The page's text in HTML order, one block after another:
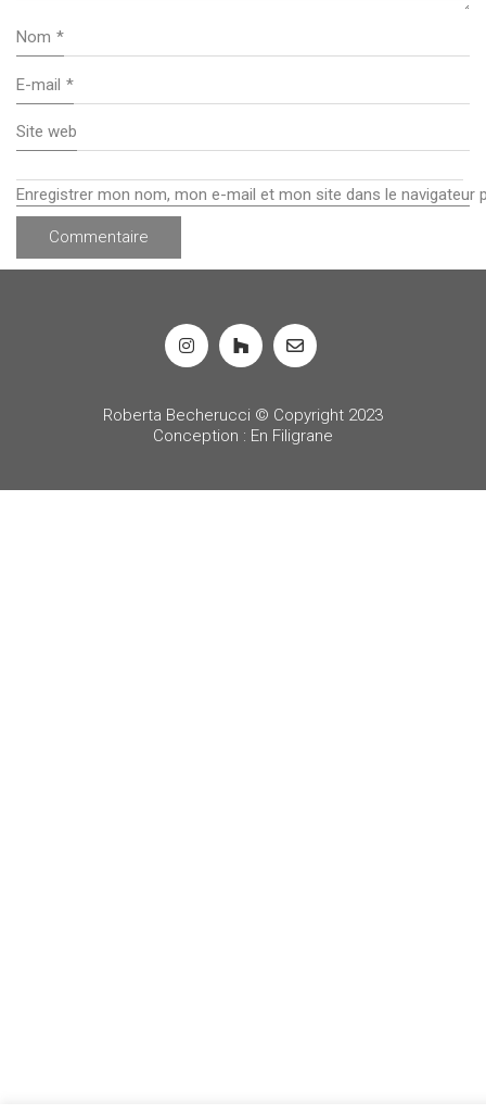
Nom *
E-mail *
Site web
Enregistrer mon nom, mon e-mail et mon site dans le navigateur
Roberta Becherucci © Copyright 2023
Conception : En Filigrane